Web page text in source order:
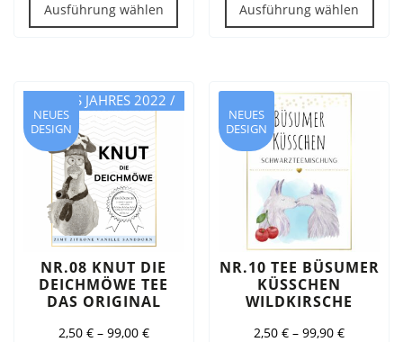
Ausführung wählen
weist
auf.
Die
Optionen
können
Produktseite
werden
Ausführung wählen
TEE DES JAHRES 2022 /
NEUES
DESIGN
NR.08 KNUT DIE
DEICHMÖWE TEE
DAS ORIGINAL
2,50 €– 99,00 €
NEUES
DESIGN
NR.10 TEE BÜSUMER
KÜSSCHEN
WILDKIRSCHE
2,50€ –99,90€